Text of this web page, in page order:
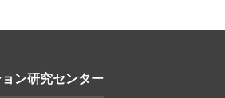
ン研究センター